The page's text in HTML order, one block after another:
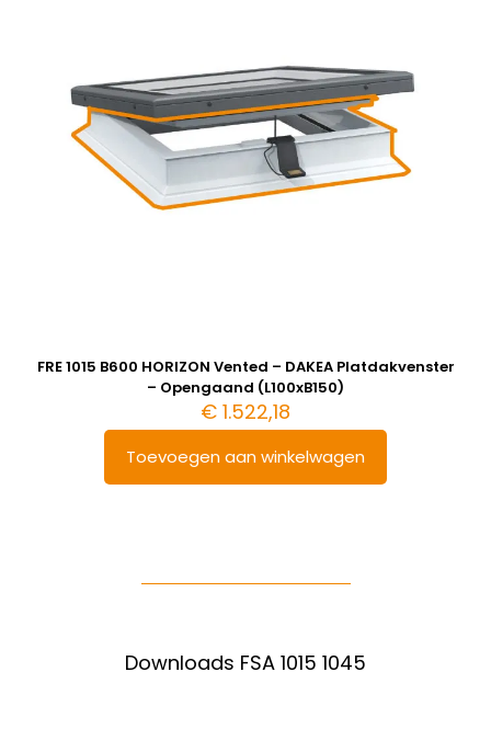
FRE 1015 B600 HORIZON Vented – DAKEA Platdakvenster
– Opengaand (L100xB150)
€ 1.522,18
Toevoegen aan winkelwagen
Downloads FSA 1015 1045